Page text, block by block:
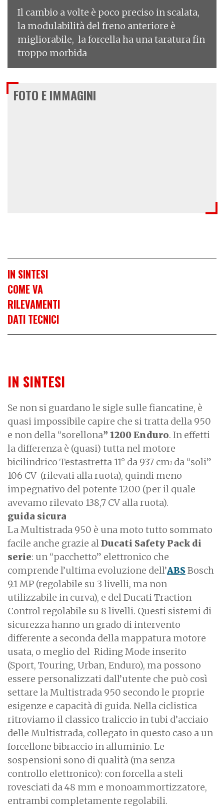
Il cambio a volte è poco preciso in scalata,
la modulabilità del freno anteriore è
migliorabile, la forcella ha una taratura fin
troppo morbida
FOTO E IMMAGINI
IN SINTESI
COME VA
RILEVAMENTI
DATI TECNICI
IN SINTESI
Se non si guardano le sigle sulle fiancatine, è
quasi impossibile capire che si tratta della 950
e non della “sorellona” 1200 Enduro. In effetti
la differenza è (quasi) tutta nel motore
bicilindrico Testastretta 11° da 937 cm3 da “soli”
106 CV (rilevati alla ruota), quindi meno
impegnativo del potente 1200 (per il quale
avevamo rilevato 138,7 CV alla ruota).
guida sicura
La Multistrada 950 è una moto tutto sommato
facile anche grazie alDucati Safety Pack di
serie: un “pacchetto” elettronico che
comprende l’ultima evoluzione dell’ABSBosch
9.1 MP (regolabile su 3 livelli, ma non
utilizzabile in curva), e del Ducati Traction
Control regolabile su 8 livelli. Questi sistemi di
sicurezza hanno un grado di intervento
differente a seconda della mappatura motore
usata, o meglio del Riding Mode inserito
(Sport, Touring, Urban, Enduro), ma possono
essere personalizzati dall’utente che può così
settare la Multistrada 950 secondo le proprie
esigenze e capacità di guida. Nella ciclistica
ritroviamo il classico traliccio in tubi d’acciaio
delle Multistrada, collegato in questo caso a un
forcellone bibraccio in alluminio. Le
sospensioni sono di qualità (ma senza
controllo elettronico): con forcella a steli
rovesciati da 48 mm e monoammortizzatore,
entrambi completamente regolabili.